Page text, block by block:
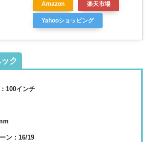
Amazon 楽天市場
Yahooショッピング
ク
100インチ
ン：16/19